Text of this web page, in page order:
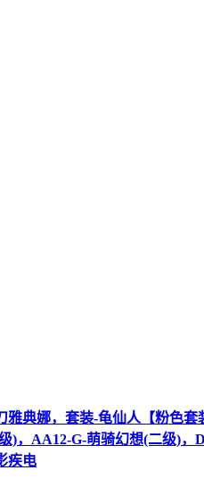
雅典娜，套装-龟仙人【粉色
AA12-G-萌骑幻想(二级)，
疾电